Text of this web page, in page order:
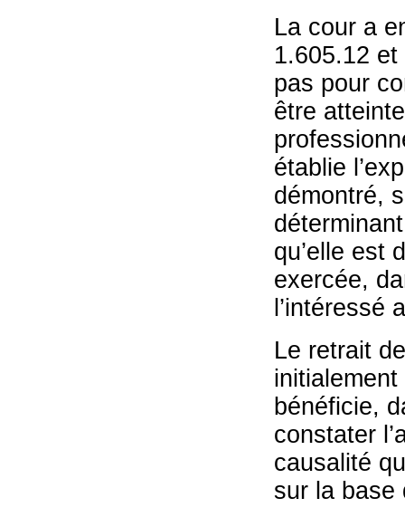
La cour a
1.605.12 et
pas pour
être
établie
démontré,
qu’elle est
exercée,
l’intéressé
Le retrait
bénéficie,
constater
causalité
sur la base